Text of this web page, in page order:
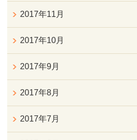
2017年11月
2017年10月
2017年9月
2017年8月
2017年7月